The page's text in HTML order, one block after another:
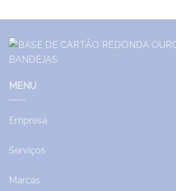
MENU
Empresa
Serviços
Marcas